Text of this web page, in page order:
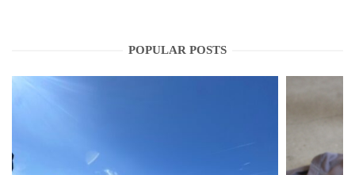
POPULAR POSTS